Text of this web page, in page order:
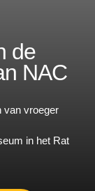
de
NAC
van vroeger
in het Rat